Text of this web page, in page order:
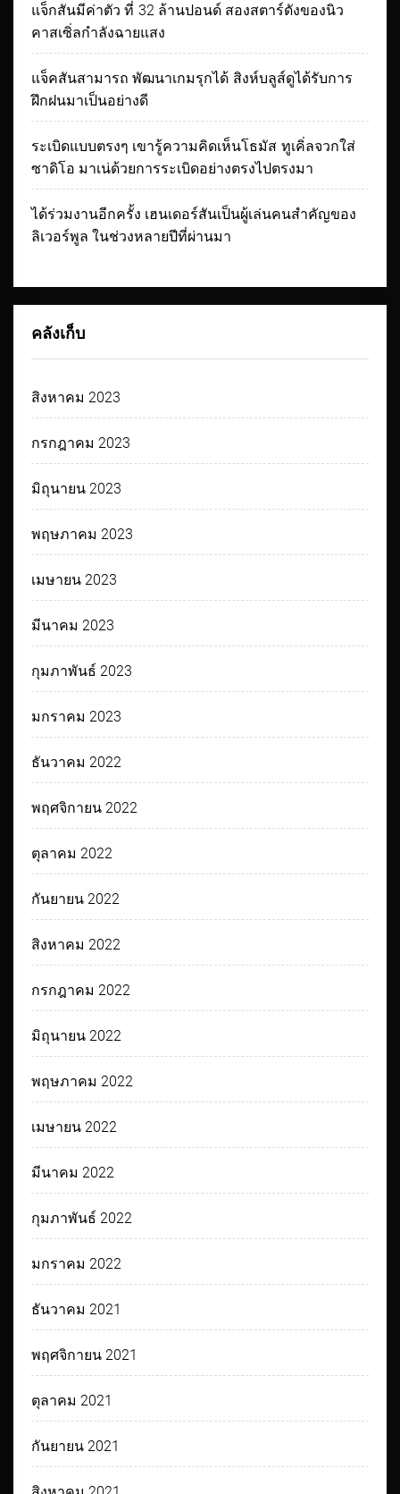
แจ็กสันมีค่าตัว ที่ 32 ล้านปอนด์ สองสตาร์ดังของนิว
คาสเซิ่ลกำลังฉายแสง
แจ็คสันสามารถ พัฒนาเกมรุกได้ สิงห์บลูส์ดูได้รับการ
ฝึกฝนมาเป็นอย่างดี
ระเบิดแบบตรงๆ เขารู้ความคิดเห็นโธมัส ทูเคิ่ลจวกใส่
ซาดิโอ มาเน่ด้วยการระเบิดอย่างตรงไปตรงมา
ได้ร่วมงานอีกครั้ง เฮนเดอร์สันเป็นผู้เล่นคนสำคัญของ
ลิเวอร์พูล ในช่วงหลายปีที่ผ่านมา
คลังเก็บ
สิงหาคม 2023
กรกฎาคม 2023
มิถุนายน 2023
พฤษภาคม 2023
เมษายน 2023
มีนาคม 2023
กุมภาพันธ์ 2023
มกราคม 2023
ธันวาคม 2022
พฤศจิกายน 2022
ตุลาคม 2022
กันยายน 2022
สิงหาคม 2022
กรกฎาคม 2022
มิถุนายน 2022
พฤษภาคม 2022
เมษายน 2022
มีนาคม 2022
กุมภาพันธ์ 2022
มกราคม 2022
ธันวาคม 2021
พฤศจิกายน 2021
ตุลาคม 2021
กันยายน 2021